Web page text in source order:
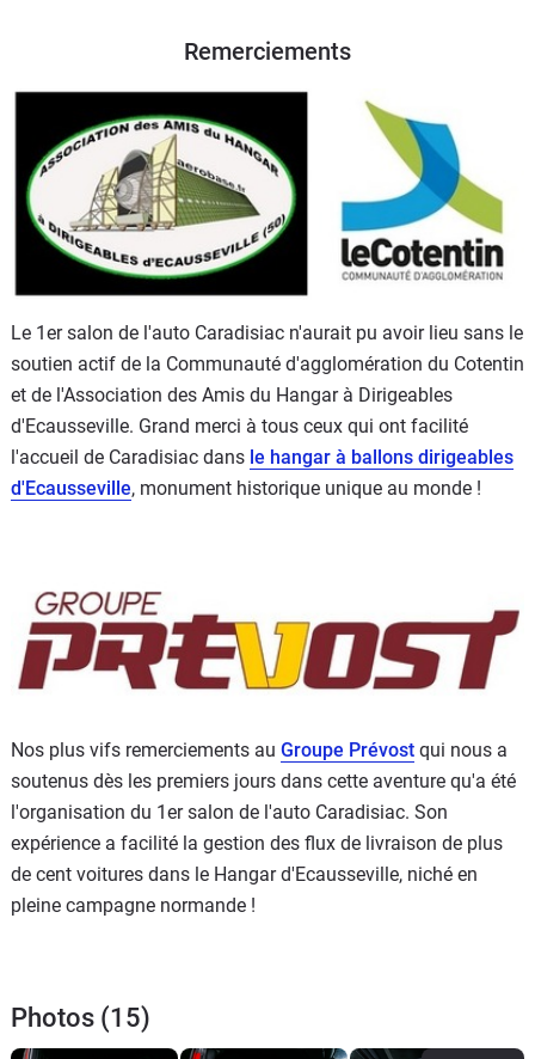
Remerciements
Le 1er salon de l'auto Caradisiac n'aurait pu avoir lieu sans le
soutien actif de la Communauté d'agglomération du Cotentin
et de l'Association des Amis du Hangar à Dirigeables
d'Ecausseville. Grand merci à tous ceux qui ont facilité
l'accueil de Caradisiac dans le hangar à ballons dirigeables
d'Ecausseville, monument historique unique au monde !
Nos plus vifs remerciements au Groupe Prévost qui nous a
soutenus dès les premiers jours dans cette aventure qu'a été
l'organisation du 1er salon de l'auto Caradisiac. Son
expérience a facilité la gestion des flux de livraison de plus
de cent voitures dans le Hangar d'Ecausseville, niché en
pleine campagne normande !
Photos (15)